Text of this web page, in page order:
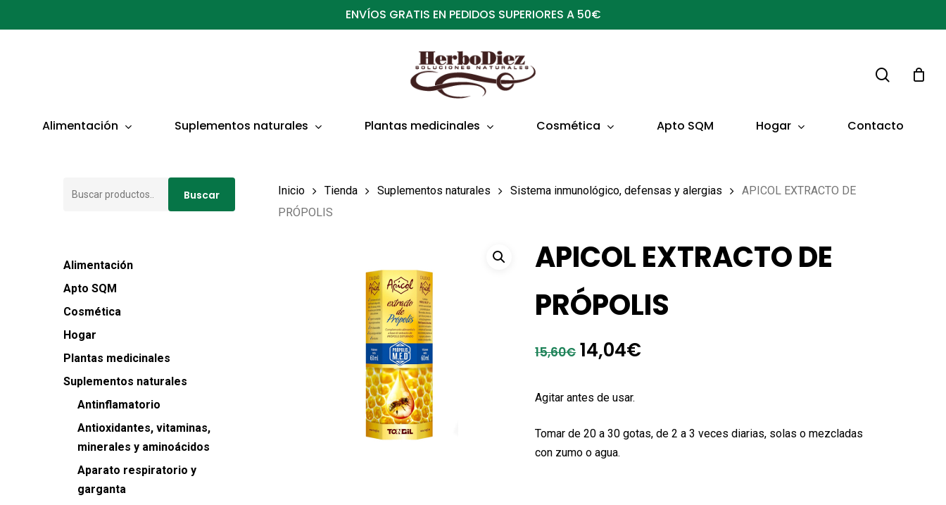
al
ENVÍOS GRATIS EN PEDIDOS SUPERIORES A 50€
Presionar ENTER para buscar o ESC para cerrar
Alimentación Suplementos naturales Plantas medicinales Cosmética Apto SQM Hogar Contacto
Buscar
Alimentación
Apto SQM
Cosmética
Hogar
Plantas medicinales
Suplementos naturales
Antinflamatorio
Antioxidantes, vitaminas,
minerales y aminoácidos
Aparato respiratorio y
garganta
Inicio Tienda Suplementos naturales Sistema inmunológico, defensas y alergias
APICOL EXTRACTO DE
PRÓPOLIS
APICOL EXTRACTO DE
PRÓPOLIS
15,60€ El
original
15,60€.
14,04€
14,04€.
Agitar antes de usar.
Tomar de 20 a 30 gotas, de 2 a 3 veces diarias, solas o mezcladas
con zumo o agua.